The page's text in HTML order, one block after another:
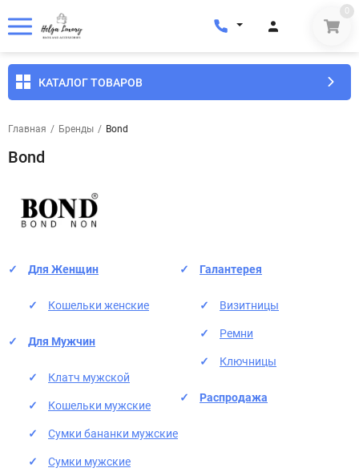
0
КАТАЛОГ ТОВАРОВ
Главная / Бренды / Bond
Bond
Для Женщин
Кошельки женские
Для Мужчин
Клатч мужской
Кошельки мужские
Сумки бананки мужские
Сумки мужские
Галантерея
Визитницы
Ремни
Ключницы
Распродажа